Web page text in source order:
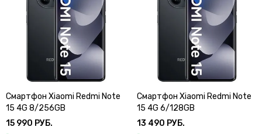
Смартфон Xiaomi Redmi Note
15 4G 8/256GB
15 990 РУБ.
Смартфон Xiaomi Redmi Note
15 4G 6/128GB
13 490 РУБ.